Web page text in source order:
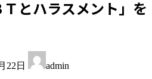
とハラスメント」を
22日 admin